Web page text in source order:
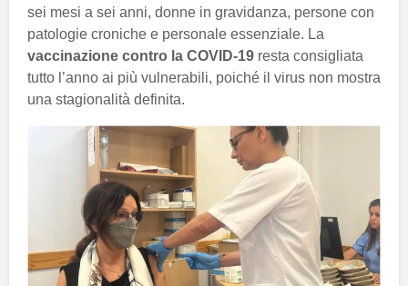
sei mesi a sei anni, donne in gravidanza, persone con
patologie croniche e personale essenziale. La
vaccinazione contro la COVID-19 resta consigliata
tutto l’anno ai più vulnerabili, poiché il virus non mostra
una stagionalità definita.